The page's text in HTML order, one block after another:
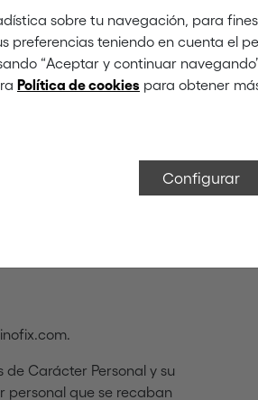
sobre tu navegación, para
preferencias teniendo en cuenta el
“Aceptar y continuar
Política de cookies para obtener
Configurar
de Carácter Personal y su
personal que se recaban